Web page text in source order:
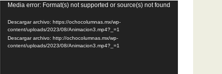
Reproductor
de
vídeo
Media error: Format(s) not supported or source(s) not found
Descargar archivo: https://ochocolumnas.mx/wp-
content/uploads/2023/08/Animacion3.mp4?_=1
Descargar archivo: http://ochocolumnas.mx/wp-
content/uploads/2023/08/Animacion3.mp4?_=1